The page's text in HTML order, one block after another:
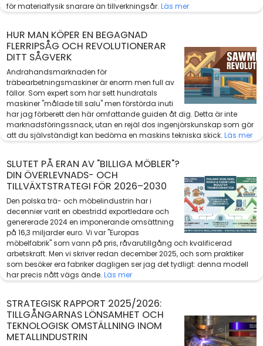
för materialfysik snarare än tillverkningsår. Läs mer
HUR MAN KÖPER EN BEGAGNAD
FLERRIPSÅG OCH REVOLUTIONERAR
DITT SÅGVERK
Andrahandsmarknaden för
träbearbetningsmaskiner är enorm men full av
fällor. Som expert som har sett hundratals
maskiner "målade till salu" men förstörda inuti
har jag förberett den här omfattande guiden åt dig. Detta är inte
marknadsföringssnack, utan en rejäl dos ingenjörskunskap som gör
att du självständigt kan bedöma en maskins tekniska skick. Läs mer
SLUTET PÅ ERAN AV "BILLIGA MÖBLER"?
DIN ÖVERLEVNADS- OCH
TILLVÄXTSTRATEGI FÖR 2026–2030
Den polska trä- och möbelindustrin har i
decennier varit en obestridd exportledare och
genererade 2024 en imponerande omsättning
på 16,3 miljarder euro. Vi var "Europas
möbelfabrik" som vann på pris, råvarutillgång och kvalificerad
arbetskraft. Men vi skriver redan december 2025, och som praktiker
som besöker era fabriker dagligen ser jag det tydligt: denna modell
har precis nått vägs ände. Läs mer
STRATEGISK RAPPORT 2025/2026:
TILLGÅNGARNAS LÖNSAMHET OCH
TEKNOLOGISK OMSTÄLLNING INOM
METALLINDUSTRIN